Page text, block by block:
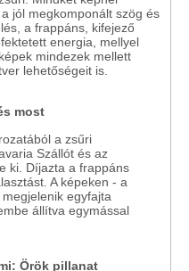
jól megkomponált szög és
a frappáns, kifejező
energia, mellyel
mindezek mellett
lehetőségeit is.
most
a zsűri
Szállót és az
ki. Díjazta a frappáns
A képeken - a
egyfajta
állítva egymással
Örök pillanat